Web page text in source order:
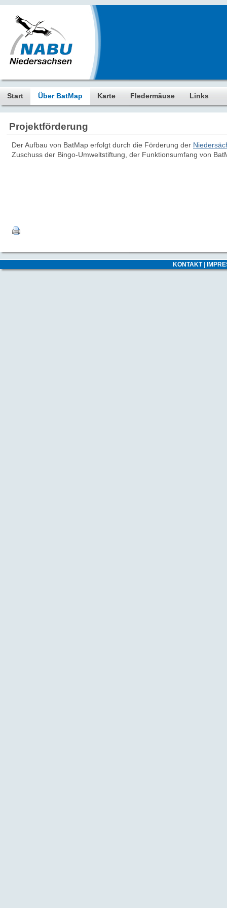
Start Über BatMap Karte Fledermäuse Links
Projektförderung
Der Aufbau von BatMap erfolgt durch die Förderung der
Zuschuss der Bingo-Umweltstiftung, der Funktionsumfang von
KONTAKT|